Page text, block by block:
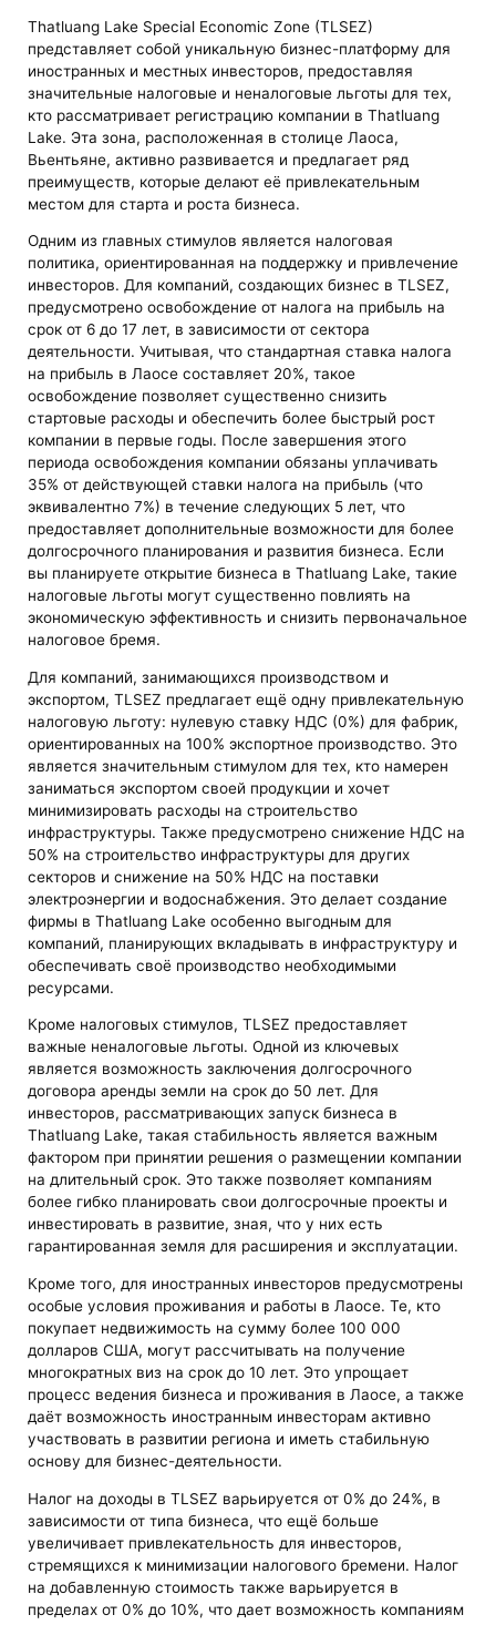
Thatluang Lake Special Economic Zone (TLSEZ)
представляет собой уникальную бизнес-платформу для
иностранных и местных инвесторов, предоставляя
значительные налоговые и неналоговые льготы для тех,
кто рассматривает регистрацию компании в Thatluang
Lake. Эта зона, расположенная в столице Лаоса,
Вьентьяне, активно развивается и предлагает ряд
преимуществ, которые делают её привлекательным
местом для старта и роста бизнеса.
Одним из главных стимулов является налоговая
политика, ориентированная на поддержку и привлечение
инвесторов. Для компаний, создающих бизнес в TLSEZ,
предусмотрено освобождение от налога на прибыль на
срок от 6 до 17 лет, в зависимости от сектора
деятельности. Учитывая, что стандартная ставка налога
на прибыль в Лаосе составляет 20%, такое
освобождение позволяет существенно снизить
стартовые расходы и обеспечить более быстрый рост
компании в первые годы. После завершения этого
периода освобождения компании обязаны уплачивать
35% от действующей ставки налога на прибыль (что
эквивалентно 7%) в течение следующих 5 лет, что
предоставляет дополнительные возможности для более
долгосрочного планирования и развития бизнеса. Если
вы планируете открытие бизнеса в Thatluang Lake, такие
налоговые льготы могут существенно повлиять на
экономическую эффективность и снизить первоначальное
налоговое бремя.
Для компаний, занимающихся производством и
экспортом, TLSEZ предлагает ещё одну привлекательную
налоговую льготу: нулевую ставку НДС (0%) для фабрик,
ориентированных на 100% экспортное производство. Это
является значительным стимулом для тех, кто намерен
заниматься экспортом своей продукции и хочет
минимизировать расходы на строительство
инфраструктуры. Также предусмотрено снижение НДС на
50% на строительство инфраструктуры для других
секторов и снижение на 50% НДС на поставки
электроэнергии и водоснабжения. Это делает создание
фирмы в Thatluang Lake особенно выгодным для
компаний, планирующих вкладывать в инфраструктуру и
обеспечивать своё производство необходимыми
ресурсами.
Кроме налоговых стимулов, TLSEZ предоставляет
важные неналоговые льготы. Одной из ключевых
является возможность заключения долгосрочного
договора аренды земли на срок до 50 лет. Для
инвесторов, рассматривающих запуск бизнеса в
Thatluang Lake, такая стабильность является важным
фактором при принятии решения о размещении компании
на длительный срок. Это также позволяет компаниям
более гибко планировать свои долгосрочные проекты и
инвестировать в развитие, зная, что у них есть
гарантированная земля для расширения и эксплуатации.
Кроме того, для иностранных инвесторов предусмотрены
особые условия проживания и работы в Лаосе. Те, кто
покупает недвижимость на сумму более 100 000
долларов США, могут рассчитывать на получение
многократных виз на срок до 10 лет. Это упрощает
процесс ведения бизнеса и проживания в Лаосе, а также
даёт возможность иностранным инвесторам активно
участвовать в развитии региона и иметь стабильную
основу для бизнес-деятельности.
Налог на доходы в TLSEZ варьируется от 0% до 24%, в
зависимости от типа бизнеса, что ещё больше
увеличивает привлекательность для инвесторов,
стремящихся к минимизации налогового бремени. Налог
на добавленную стоимость также варьируется в
пределах от 0% до 10%, что дает возможность компаниям